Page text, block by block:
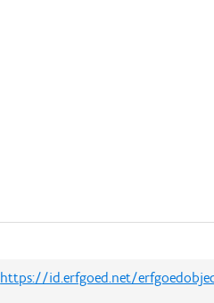
https://id.erfgoed.net/